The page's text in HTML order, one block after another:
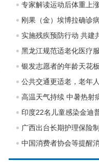
专家解读运动后体重上
刚果（金）埃博拉确诊
实施残疾预防行动 共建
黑龙江规范适老化医疗
银发志愿者的年龄天花
公共交通更适老，老年
印度22名儿童感染金迪
广西出台长期护理保险
中国消费者协会等提醒